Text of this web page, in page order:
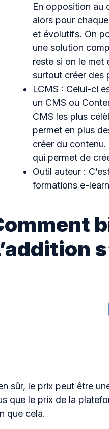
En opposition au
alors pour
et évolutifs. On
une solution
reste si on le met
surtout créer des
LCMS : Celui-ci
un CMS ou
CMS les plus
permet en plus
créer du
qui permet de
Outil auteur :
formations e-
sûr, le prix peut être
que le prix de la
que cela.